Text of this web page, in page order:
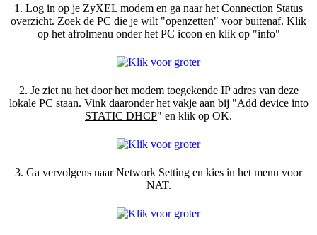
1. Log in op je ZyXEL modem en ga naar het Connection Status
overzicht. Zoek de PC die je wilt "openzetten" voor buitenaf. Klik
op het afrolmenu onder het PC icoon en klik op "info"
2. Je ziet nu het door het modem toegekende IP adres van deze
lokale PC staan. Vink daaronder het vakje aan bij "Add device into
STATIC DHCP" en klik op OK.
3. Ga vervolgens naar Network Setting en kies in het menu voor
NAT.